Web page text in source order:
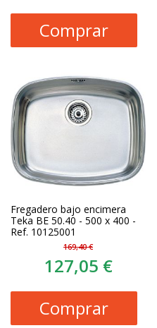
Comprar
Fregadero bajo encimera
Teka BE 50.40 - 500 x 400 -
Ref. 10125001
169,40 €
127,05 €
Comprar